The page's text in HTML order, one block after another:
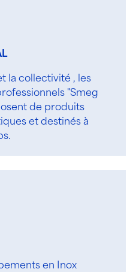
la collectivité , les
"Smeg
de produits
et destinés à
en Inox